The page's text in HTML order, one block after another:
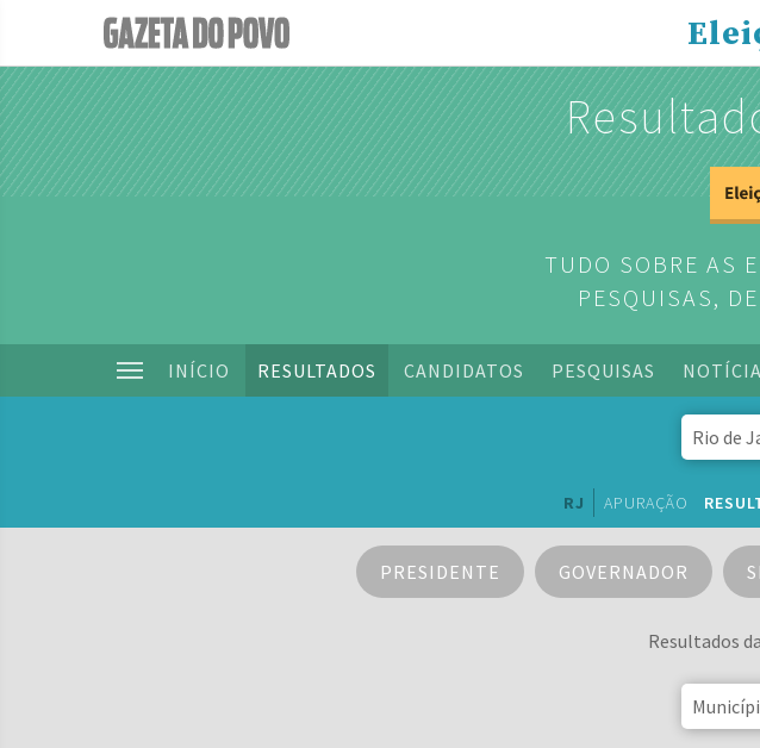
TUDO SOBRE AS
PESQUISAS,
INÍCIO RESULTADOS CANDIDATOS PESQUISAS
RJ APURAÇÃO
PRESIDENTE GOVERNADOR
Resultados